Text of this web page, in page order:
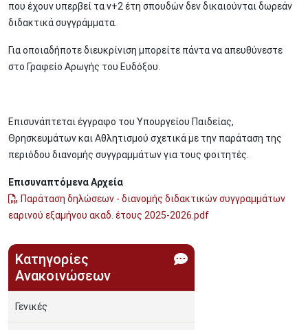
που έχουν υπερβεί τα ν+2 έτη σπουδών δεν δικαιούνται δωρεάν
διδακτικά συγγράμματα.
Για οποιαδήποτε διευκρίνιση μπορείτε πάντα να απευθύνεστε
στο Γραφείο Αρωγής του Ευδόξου.
Επισυνάπτεται έγγραφο του Υπουργείου Παιδείας,
Θρησκευμάτων και Αθλητισμού σχετικά με την παράταση της
περιόδου διανομής συγγραμμάτων για τους φοιτητές.
Επισυναπτόμενα Αρχεία
Παράταση δηλώσεων - διανομής διδακτικών συγγραμμάτων
εαρινού εξαμήνου ακαδ. έτους 2025-2026.pdf
Κατηγορίες
Ανακοινώσεων
Γενικές